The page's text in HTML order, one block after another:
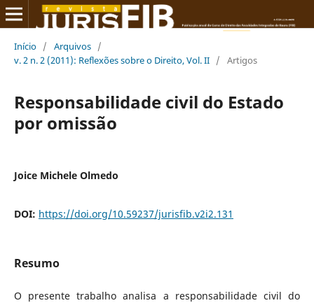
Início / Arquivos /
v. 2 n. 2 (2011): Reflexões sobre o Direito, Vol. II / Artigos
Responsabilidade civil do Estado
por omissão
Joice Michele Olmedo
DOI: https://doi.org/10.59237/jurisfib.v2i2.131
Resumo
O presente trabalho analisa a responsabilidade civil do